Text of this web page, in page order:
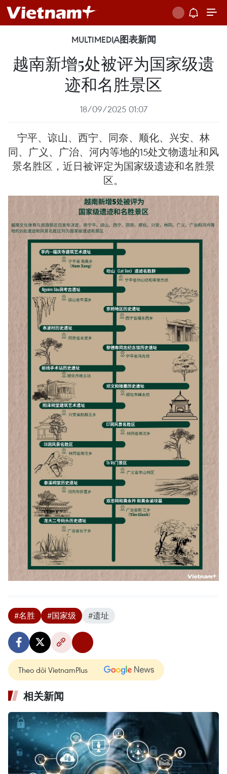
MULTIMEDIA图表新闻
越南新增5处被评为国家级遗
迹和名胜景区
18/09/2025 01:07
宁平、谅山、西宁、同奈、顺化、兴安、林
同、广义、广治、河内等地的15处文物遗址和风
景名胜区，近日被评定为国家级遗迹和名胜景
区。
#名胜 #国家级 #遗址
Theo dõi VietnamPlus
相关新闻